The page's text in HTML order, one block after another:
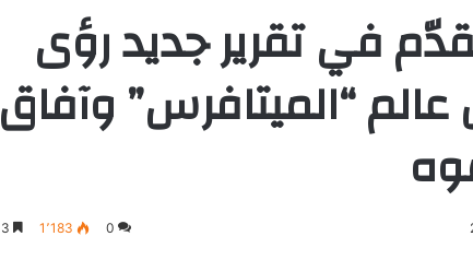
في تقرير جديد رؤى
“الميتافرس” وآفاق
0 1٬183